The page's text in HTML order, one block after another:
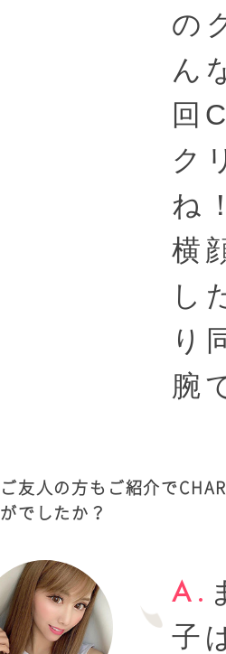
の
ん
回
ク
ね
横
し
り
腕
ご友人の方もご紹介で
がでしたか？
子